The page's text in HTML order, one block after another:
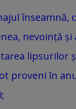
înseamnă,
nevoință și
lipsurilor
proveni în